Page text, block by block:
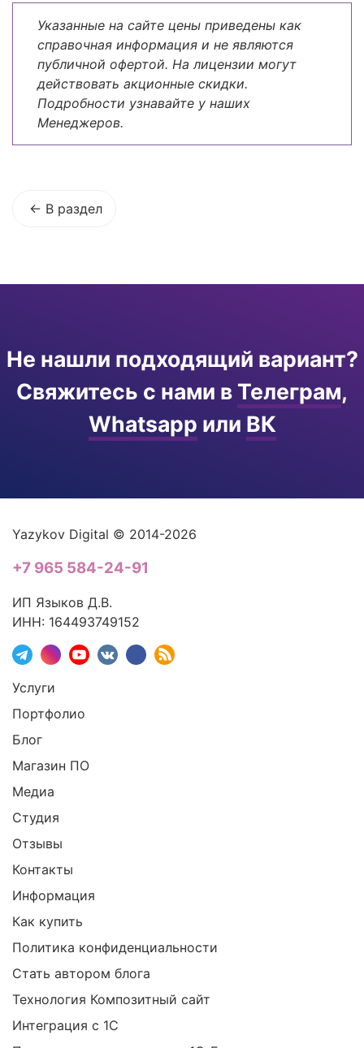
Указанные на сайте цены приведены как
справочная информация и не являются
публичной офертой. На лицензии могут
действовать акционные скидки.
Подробности узнавайте у наших
Менеджеров.
В раздел
Не нашли подходящий вариант?
Свяжитесь с нами в Телеграм,
Whatsapp или ВК
Yazykov Digital © 2014-2026
+7 965 584-24-91
ИП Языков Д.В.
ИНН: 164493749152
Услуги
Портфолио
Блог
Магазин ПО
Медиа
Студия
Отзывы
Контакты
Информация
Как купить
Политика конфиденциальности
Стать автором блога
Технология Композитный сайт
Интеграция с 1С